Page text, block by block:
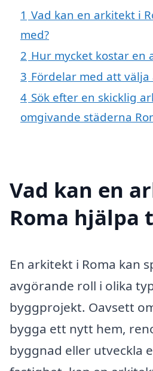
1 Vad kan en arkitekt i
med?
2 Hur mycket kostar en
3 Fördelar med att välja
4 Sök efter en skicklig
omgivande städerna
Vad kan en
Roma hjälpa
En arkitekt i Roma kan
avgörande roll i olika
byggprojekt. Oavsett
bygga ett nytt hem,
byggnad eller utveckla